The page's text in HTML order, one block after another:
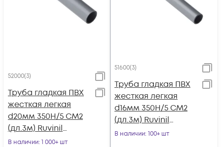
52000(3)
Труба гладкая ПВХ
жесткая легкая
d20мм 350Н/5 СМ2
(дл.3м) Ruvinil
52000(3)
В наличии: 1 000+ шт
51600(3)
Труба гладкая ПВХ
жесткая легкая
d16мм 350Н/5 СМ2
(дл.3м) Ruvinil
51600(3)
В наличии: 100+ шт